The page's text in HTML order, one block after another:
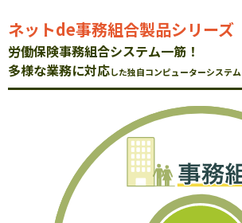
ネットde事務組合製品シリーズ
労働保険事務組合システム一筋！
多様な業務に対応した独自コンピューターシステム